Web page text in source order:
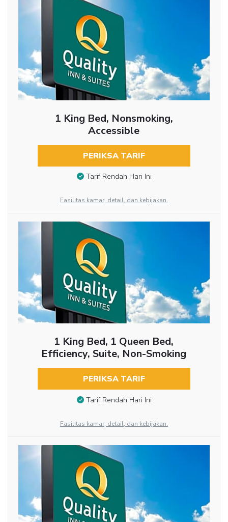
1 King Bed, Nonsmoking,
Accessible
PERIKSA TARIF
Tarif Rendah Hari Ini
Fasilitas kamar, detail, dan kebijakan.
1 King Bed, 1 Queen Bed,
Efficiency, Suite, Non-Smoking
PERIKSA TARIF
Tarif Rendah Hari Ini
Fasilitas kamar, detail, dan kebijakan.